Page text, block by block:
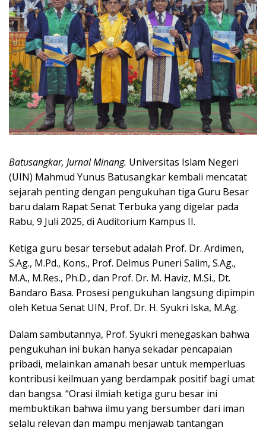
Batusangkar, Jurnal Minang. Universitas Islam Negeri
(UIN) Mahmud Yunus Batusangkar kembali mencatat
sejarah penting dengan pengukuhan tiga Guru Besar
baru dalam Rapat Senat Terbuka yang digelar pada
Rabu, 9 Juli 2025, di Auditorium Kampus II.
Ketiga guru besar tersebut adalah Prof. Dr. Ardimen,
S.Ag., M.Pd., Kons., Prof. Delmus Puneri Salim, S.Ag.,
M.A., M.Res., Ph.D., dan Prof. Dr. M. Haviz, M.Si., Dt.
Bandaro Basa. Prosesi pengukuhan langsung dipimpin
oleh Ketua Senat UIN, Prof. Dr. H. Syukri Iska, M.Ag.
Dalam sambutannya, Prof. Syukri menegaskan bahwa
pengukuhan ini bukan hanya sekadar pencapaian
pribadi, melainkan amanah besar untuk memperluas
kontribusi keilmuan yang berdampak positif bagi umat
dan bangsa. “Orasi ilmiah ketiga guru besar ini
membuktikan bahwa ilmu yang bersumber dari iman
selalu relevan dan mampu menjawab tantangan